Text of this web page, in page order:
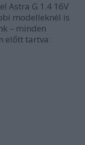
Astra G 1.4 16V
modelleknél is
– minden
előtt tartva: